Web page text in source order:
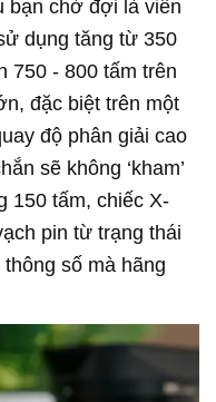
bạn chờ đợi là viên
dụng tăng từ 350
750 - 800 tấm trên
đặc biệt trên một
độ phân giải cao
sẽ không ‘kham’
150 tấm, chiếc X-
pin từ trạng thái
số mà hãng